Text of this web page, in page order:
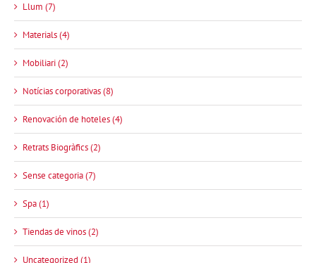
Llum (7)
Materials (4)
Mobiliari (2)
Notícias corporativas (8)
Renovación de hoteles (4)
Retrats Biogràfics (2)
Sense categoria (7)
Spa (1)
Tiendas de vinos (2)
Uncategorized (1)